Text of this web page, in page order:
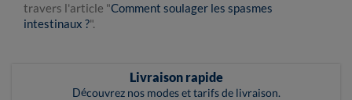
travers l'article "Comment soulager les spasmes
intestinaux ?".
Livraison rapide
Découvrez nos modes et tarifs de livraison.